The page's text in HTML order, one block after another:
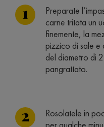
Preparate
carne tritata un
finemente, la
pizzico di sale e
del diametro di
pangrattato.
Rosolatele in